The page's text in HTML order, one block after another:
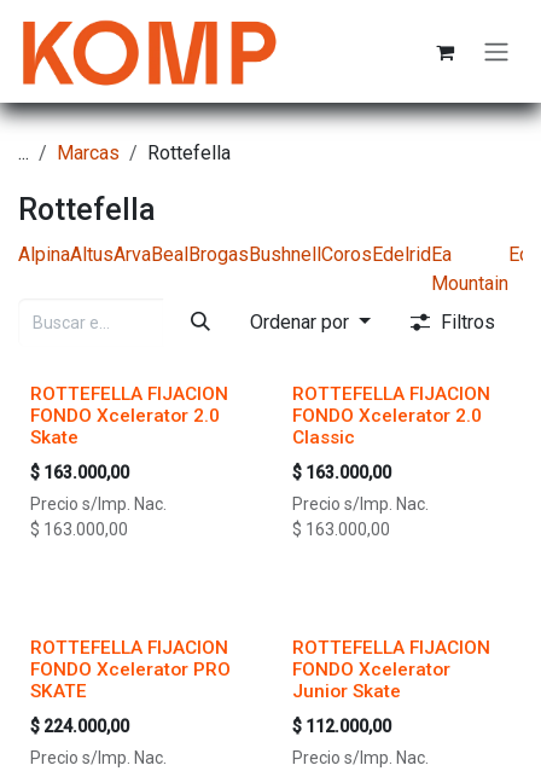
... Marcas Rottefella
Rottefella
AlpinaAltusArvaBealBrogasBushnellCorosEdelridEa
Mountain
Ordenar por Filtros
ROTTEFELLA FIJACION
FONDO Xcelerator 2.0
Skate
$ 163.000,00
Precio s/Imp. Nac.
$ 163.000,00
ROTTEFELLA FIJACION
FONDO Xcelerator 2.0
Classic
$ 163.000,00
Precio s/Imp. Nac.
$ 163.000,00
ROTTEFELLA FIJACION
FONDO Xcelerator PRO
SKATE
$ 224.000,00
Precio s/Imp. Nac.
ROTTEFELLA FIJACION
FONDO Xcelerator
Junior Skate
$ 112.000,00
Precio s/Imp. Nac.